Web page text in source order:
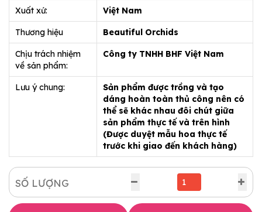
Xuất xứ: Việt Nam
Thương hiệu Beautiful Orchids
Chịu trách nhiệm
về sản phẩm:
Công ty TNHH BHF Việt Nam
Lưu ý chung:
Sản phẩm được trồng và tạo
dáng hoàn toàn thủ công nên có
thể sẽ khác nhau đôi chút giữa
sản phẩm thực tế và trên hình
(Được duyệt mẫu hoa thực tế
trước khi giao đến khách hàng)
SỐ LƯỢNG